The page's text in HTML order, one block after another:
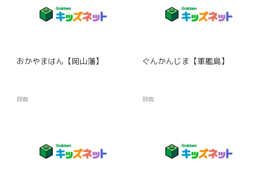
おかやまはん【岡山藩】
辞典
ぐんかんじま【軍艦島】
辞典